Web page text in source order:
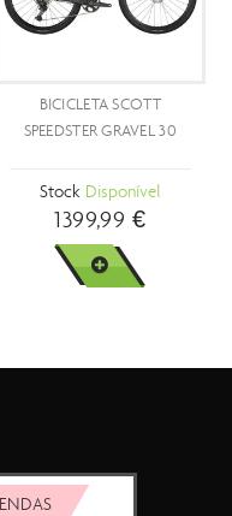
CAPACETE SCOTT
CADENCE MIPS
Stock Disponível
249,99 €
VER MAIS